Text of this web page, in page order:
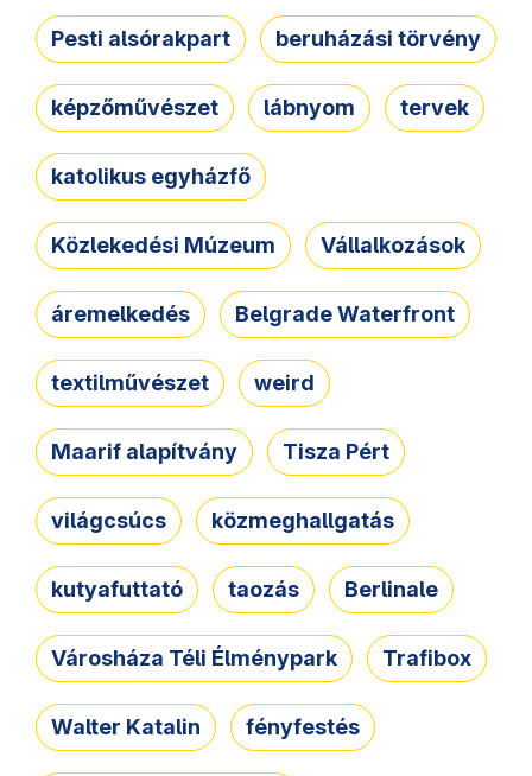
Pesti alsórakpart beruházási törvény
képzőművészet lábnyom tervek
katolikus egyházfő
Közlekedési Múzeum Vállalkozások
áremelkedés Belgrade Waterfront
textilművészet weird
Maarif alapítvány Tisza Pért
világcsúcs közmeghallgatás
kutyafuttató taozás Berlinale
Városháza Téli Élménypark Trafibox
Walter Katalin fényfestés